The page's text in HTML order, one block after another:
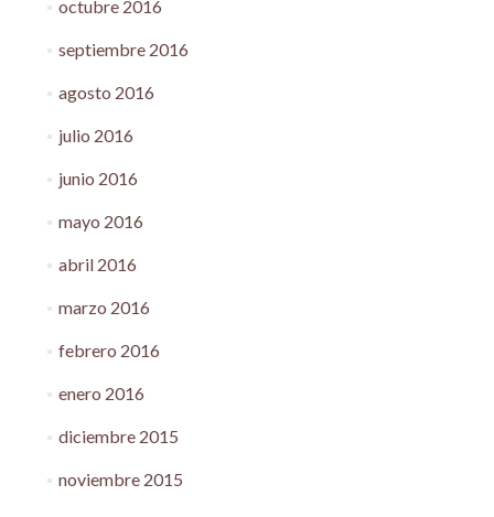
octubre 2016
septiembre 2016
agosto 2016
julio 2016
junio 2016
mayo 2016
abril 2016
marzo 2016
febrero 2016
enero 2016
diciembre 2015
noviembre 2015